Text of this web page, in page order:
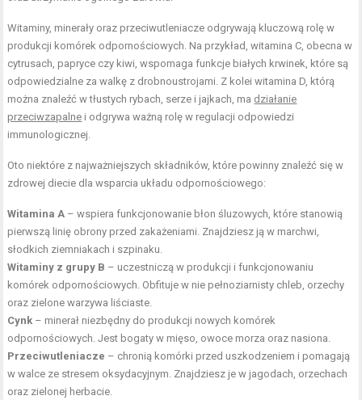
Witaminy, minerały oraz przeciwutleniacze odgrywają kluczową rolę w
produkcji komórek odpornościowych. Na przykład, witamina C, obecna w
cytrusach, papryce czy kiwi, wspomaga funkcje białych krwinek, które są
odpowiedzialne za walkę z drobnoustrojami. Z kolei witamina D, którą
można znaleźć w tłustych rybach, serze i jajkach, ma działanie
przeciwzapalne i odgrywa ważną rolę w regulacji odpowiedzi
immunologicznej.
Oto niektóre z najważniejszych składników, które powinny znaleźć się w
zdrowej diecie dla wsparcia układu odpornościowego:
Witamina A – wspiera funkcjonowanie błon śluzowych, które stanowią
pierwszą linię obrony przed zakażeniami. Znajdziesz ją w marchwi,
słodkich ziemniakach i szpinaku.
Witaminy z grupy B – uczestniczą w produkcji i funkcjonowaniu
komórek odpornościowych. Obfituje w nie pełnoziarnisty chleb, orzechy
oraz zielone warzywa liściaste.
Cynk – minerał niezbędny do produkcji nowych komórek
odpornościowych. Jest bogaty w mięso, owoce morza oraz nasiona.
Przeciwutleniacze – chronią komórki przed uszkodzeniem i pomagają
w walce ze stresem oksydacyjnym. Znajdziesz je w jagodach, orzechach
oraz zielonej herbacie.